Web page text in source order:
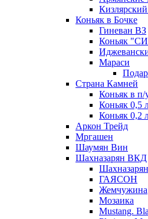
Коньяк в Бочке
Гиневан ВЗ
Коньяк
Мараси
Страна Камней
Коньяк в п/
Коньяк 0,5
Коньяк 0,2
Аркон Трейд
Мргашен
Шаумян Вин
Шахназарян ВКД
Шахназарян
ГАЯСОН
Жемчужина
Мозаика
Mustang.